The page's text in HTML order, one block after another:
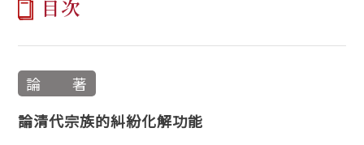
目次
論 著
論清代宗族的糾紛化解功能